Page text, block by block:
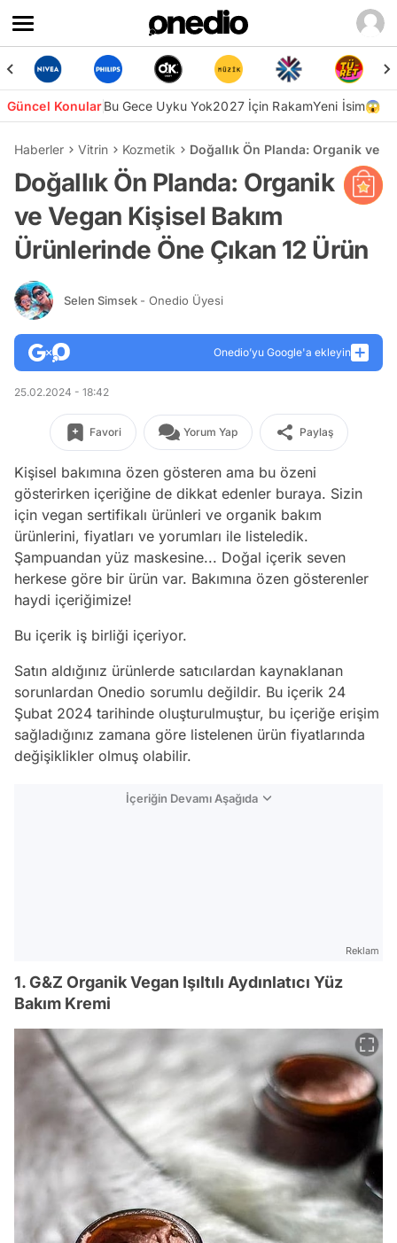
Güncel KonularBu Gece Uyku Yok2027 İçin RakamYeni İsim😱
Haberler Vitrin Kozmetik Doğallık Ön Planda: Organik ve
Doğallık Ön Planda: Organik
ve Vegan Kişisel Bakım
Ürünlerinde Öne Çıkan 12 Ürün
Selen Simsek - Onedio Üyesi
Onedio’yu Google'a ekleyin
25.02.2024 - 18:42
Favori Yorum Yap Paylaş
Kişisel bakımına özen gösteren ama bu özeni
gösterirken içeriğine de dikkat edenler buraya. Sizin
için vegan sertifikalı ürünleri ve organik bakım
ürünlerini, fiyatları ve yorumları ile listeledik.
Şampuandan yüz maskesine... Doğal içerik seven
herkese göre bir ürün var. Bakımına özen gösterenler
haydi içeriğimize!
Bu içerik iş birliği içeriyor.
Satın aldığınız ürünlerde satıcılardan kaynaklanan
sorunlardan Onedio sorumlu değildir. Bu içerik 24
Şubat 2024 tarihinde oluşturulmuştur, bu içeriğe erişim
sağladığınız zamana göre listelenen ürün fiyatlarında
değişiklikler olmuş olabilir.
İçeriğin Devamı Aşağıda
Reklam
1. G&Z Organik Vegan Işıltılı Aydınlatıcı Yüz
Bakım Kremi